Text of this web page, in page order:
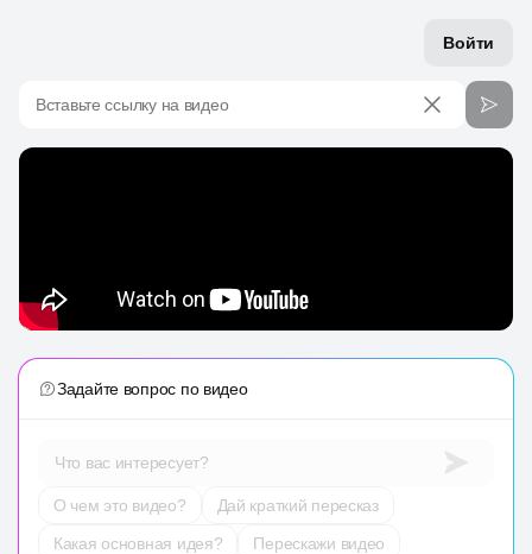
Войти
Вставьте ссылку на видео
Задайте вопрос по видео
Что вас интересует?
О чем это видео?
Дай краткий пересказ
Какая основная идея?
Перескажи видео